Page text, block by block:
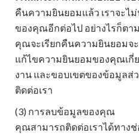
คืนความยินยอมแล้ว เราจะ
ของคุณอีกต่อไป อย่างไรก็ตา
คุณจะเรียกคืนความยินยอมจ
แก้ไขความยินยอมของคุณเกี่
งาน และขอบเขตของข้อมูล
ติดต่อเรา
(3) การลบข้อมูลของคุณ
คุณสามารถติดต่อเราได้ทาง